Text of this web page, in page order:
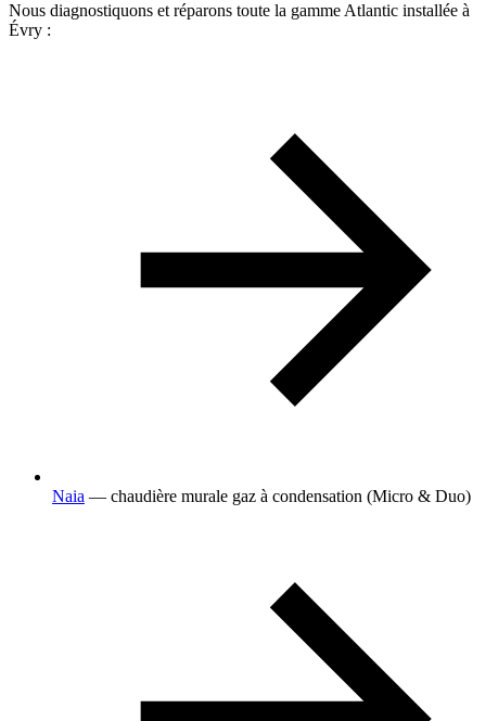
Nous diagnostiquons et réparons toute la gamme Atlantic installée à
Évry :
Naia — chaudière murale gaz à condensation (Micro & Duo)